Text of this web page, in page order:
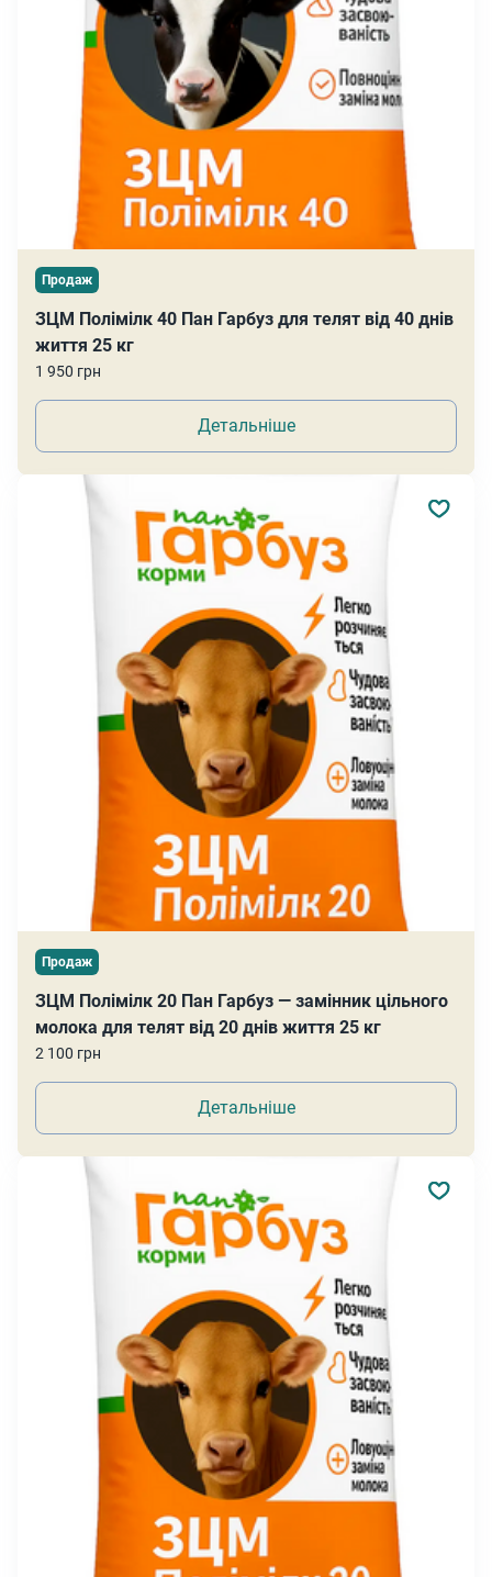
Продаж
ЗЦМ Полімілк 40 Пан Гарбуз для телят від 40 днів
життя 25 кг
1 950 грн
Детальніше
Продаж
ЗЦМ Полімілк 20 Пан Гарбуз — замінник цільного
молока для телят від 20 днів життя 25 кг
2 100 грн
Детальніше